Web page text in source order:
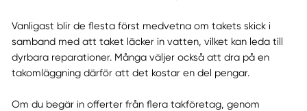
Vanligast blir de flesta först medvetna om takets skick i
samband med att taket läcker in vatten, vilket kan leda till
dyrbara reparationer. Många väljer också att dra på en
takomläggning därför att det kostar en del pengar.
Om du begär in offerter från flera takföretag, genom